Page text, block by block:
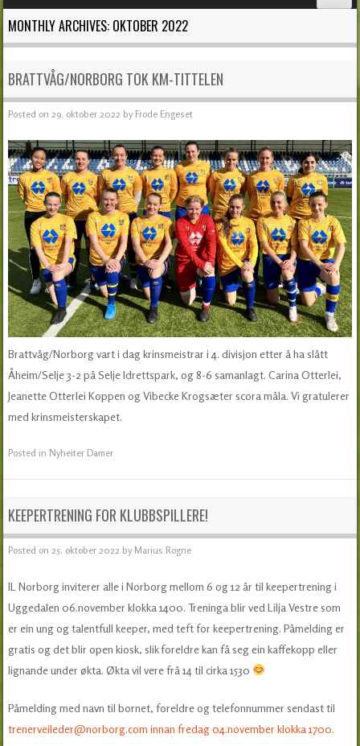
MONTHLY ARCHIVES: OKTOBER 2022
BRATTVÅG/NORBORG TOK KM-TITTELEN
Posted on 29. oktober 2022 by Frode Engeset
Brattvåg/Norborg vart i dag krinsmeistrar i 4. divisjon etter å ha slått
Åheim/Selje 3-2 på Selje Idrettspark, og 8-6 samanlagt. Carina Otterlei,
Jeanette Otterlei Koppen og Vibecke Krogsæter scora måla. Vi gratulerer
med krinsmeisterskapet.
Posted in Nyheiter Damer
KEEPERTRENING FOR KLUBBSPILLERE!
Posted on 25. oktober 2022 by Marius Rogne
IL Norborg inviterer alle i Norborg mellom 6 og 12 år til keepertrening i
Uggedalen 06.november klokka 1400. Treninga blir ved Lilja Vestre som
er ein ung og talentfull keeper, med teft for keepertrening. Påmelding er
gratis og det blir open kiosk, slik foreldre kan få seg ein kaffekopp eller
lignande under økta. Økta vil vere frå 14 til cirka 1530
Påmelding med navn til bornet, foreldre og telefonnummer sendast til
trenerveileder@norborg.com innan fredag 04.november klokka 1700.